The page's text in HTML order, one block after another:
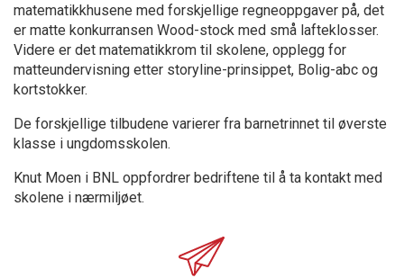
matematikkhusene med forskjellige regneoppgaver på, det
er matte konkurransen Wood-stock med små lafteklosser.
Videre er det matematikkrom til skolene, opplegg for
matteundervisning etter storyline-prinsippet, Bolig-abc og
kortstokker.
De forskjellige tilbudene varierer fra barnetrinnet til øverste
klasse i ungdomsskolen.
Knut Moen i BNL oppfordrer bedriftene til å ta kontakt med
skolene i nærmiljøet.